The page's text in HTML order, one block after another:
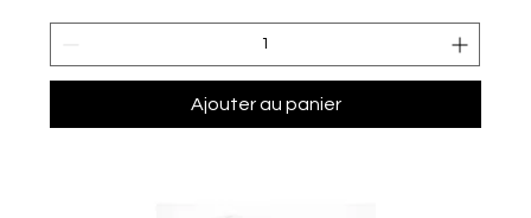
Ajouter au panier